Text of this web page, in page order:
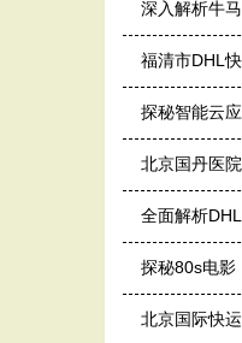
深入解析牛
福清市‌DHL
探秘智能云
北京国丹医
全面解析
探秘80s电影
北京国际快